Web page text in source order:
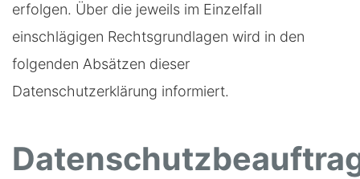
erfolgen. Über die jeweils im Einzelfall
einschlägigen Rechtsgrundlagen wird in den
folgenden Absätzen dieser
Datenschutzerklärung informiert.